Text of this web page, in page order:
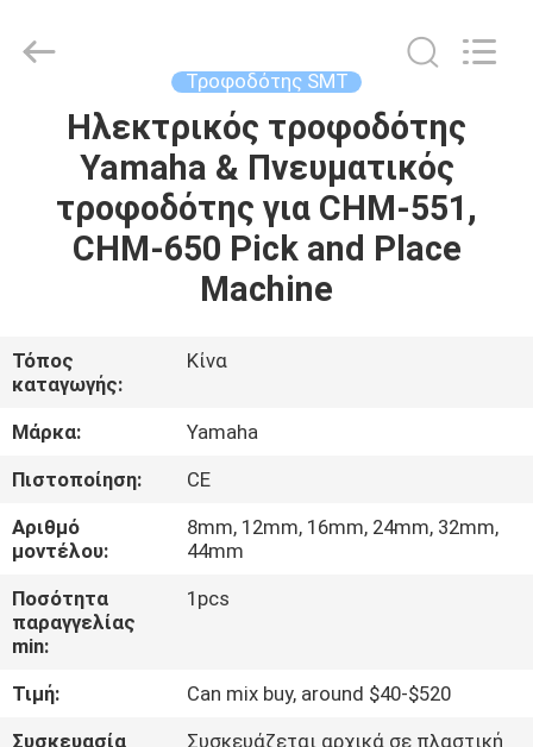
ΣΠΊΤΙ
ΠΡΟΪΌΝΤΑ
ΣΧΕΤΙΚΆ
ΜΕ
ΕΜΆΣ
ΕΠΙΣΚΈΨΕΙΣ
ΣΤΟ
ΕΡΓΟΣΤΆΣΙΟ
ΠΟΙΌΤΗΤΑΣ
TECHNOLOGY
LIMITED.
Τροφοδότης SMT
Ηλεκτρικός τροφοδότης
Yamaha & Πνευματικός
τροφοδότης για CHM-551,
CHM-650 Pick and Place
Machine
Τόπος
καταγωγής:
Κίνα
Μάρκα:
Yamaha
Πιστοποίηση:
CE
Αριθμό
μοντέλου:
8mm, 12mm, 16mm, 24mm, 32mm,
44mm
Ποσότητα
παραγγελίας
min:
1pcs
Τιμή:
Can mix buy, around $40-$520
Συσκευασία
Συσκευάζεται αρχικά σε πλαστική